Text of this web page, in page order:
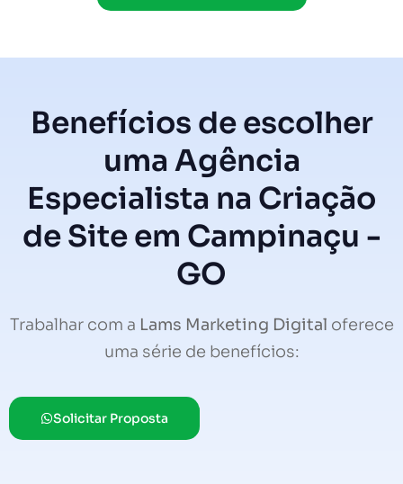
Benefícios de escolher
uma Agência
Especialista na Criação
de Site em Campinaçu -
GO
Trabalhar com a Lams Marketing Digital oferece
uma série de benefícios:
Solicitar Proposta